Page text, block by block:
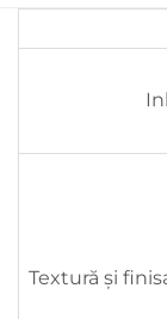
Textură și